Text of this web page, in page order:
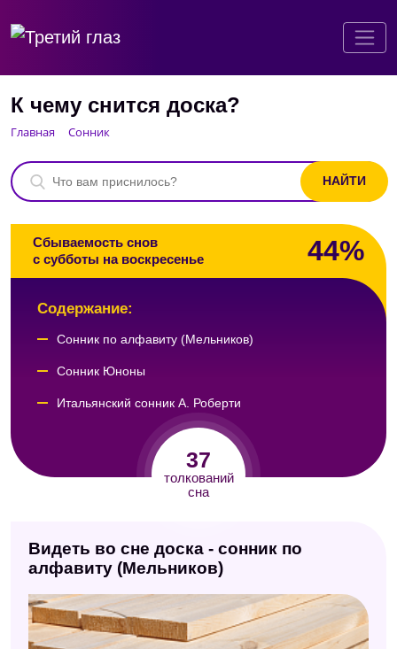
К чему снится доска?
Главная Сонник
Сбываемость снов
с субботы на воскресенье
44%
37
толкований
сна
Содержание:
Сонник по алфавиту (Мельников)
Сонник Юноны
Итальянский сонник А. Роберти
Семейный сонник
Сонник Фрейда
Сонник Кассандры
Сонник Авеля
Видеть во сне доска - сонник по
алфавиту (Мельников)